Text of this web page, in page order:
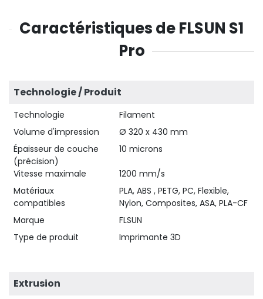
Caractéristiques de FLSUN S1
Pro
Technologie / Produit
Technologie
Filament
Volume d'impression
Ø 320 x 430 mm
Épaisseur de couche
(précision)
10 microns
Vitesse maximale
1200 mm/s
Matériaux
compatibles
PLA, ABS , PETG, PC, Flexible,
Nylon, Composites, ASA, PLA-CF
Marque
FLSUN
Type de produit
Imprimante 3D
Extrusion